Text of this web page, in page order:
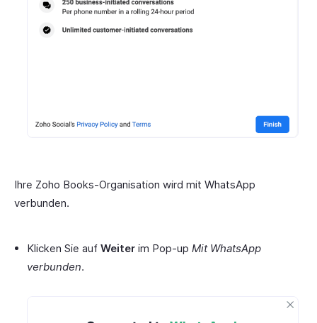
Ihre Zoho Books-Organisation wird mit WhatsApp
verbunden.
Klicken Sie auf Weiter im Pop-up Mit WhatsApp
verbunden.